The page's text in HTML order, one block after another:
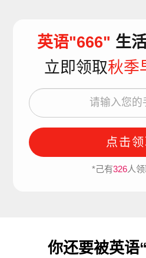
英语"666" 生
立即领取秋季
点击
*己有326人
你还要被英语